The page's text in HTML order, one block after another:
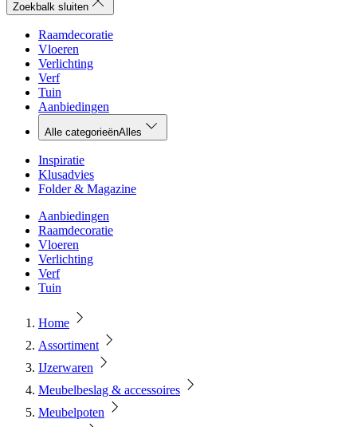
Zoekbalk sluiten
Raamdecoratie
Vloeren
Verlichting
Verf
Tuin
Aanbiedingen
Alle categorieënAlles
Inspiratie
Klusadvies
Folder & Magazine
Aanbiedingen
Raamdecoratie
Vloeren
Verlichting
Verf
Tuin
Home
Assortiment
IJzerwaren
Meubelbeslag & accessoires
Meubelpoten